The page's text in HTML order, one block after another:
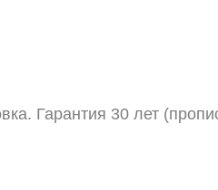
Гарантия 30 лет